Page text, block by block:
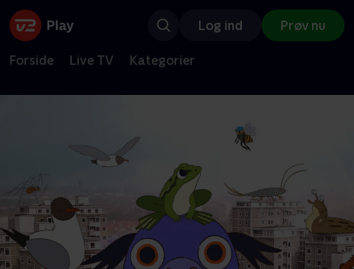
Log ind Prøv nu
Forside Live TV Kategorier